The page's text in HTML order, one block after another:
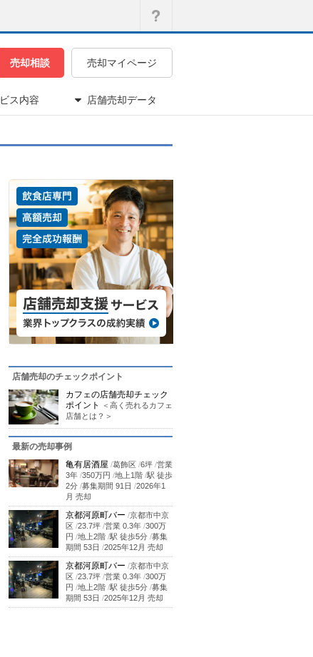
売却相談 売却マイページ
ス内容 店舗売却データ
店舗売却のチェックポイント
カフェの店舗売却チェック
ポイント
＜高く売れるカフェ
店舗とは？＞
最新の売却事例
亀有居酒屋 /葛飾区 /6坪 /営業
3年 /350万円 /地上1階 /駅 徒歩
2分 /募集期間 91日 /2026年1
月 売却
京都河原町バー /京都市中京
区 /23.7坪 /営業 0.3年 /300万
円 /地上2階 /駅 徒歩5分 /募集
期間 53日 /2025年12月 売却
京都河原町バー /京都市中京
区 /23.7坪 /営業 0.3年 /300万
円 /地上2階 /駅 徒歩5分 /募集
期間 53日 /2025年12月 売却